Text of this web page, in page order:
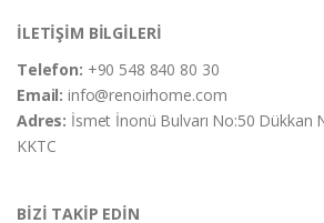
İLETİŞİM BİLGİLERİ
Telefon: +90 548 840 80 30
Email:info@renoirhome.com
Adres: İsmet İnonü Bulvarı No:50 Dükkan
KKTC
BİZİ TAKİP EDİN